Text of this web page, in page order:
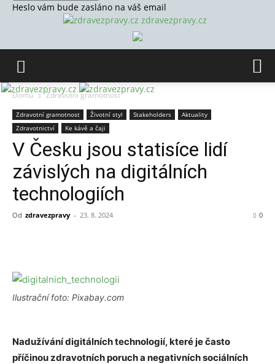
Heslo vám bude zasláno na váš email
zdravezpravy.cz
Domů Zdravotní gramotnost
Zdravotní gramotnost Životní styl Stakeholders
Aktuality
Zdravotnictví
Ke kávě a čaji
V Česku jsou statisíce lidí
závislých na digitálních
technologiích
Od zdravezpravy - 23. 8. 2024 0
Ilustrační foto: Pixabay.com
Nadužívání digitálních technologií, které je často
příčinou zdravotních poruch a negativních sociálních